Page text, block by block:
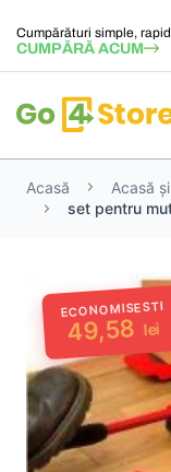
Cumpărături simple,
CUMPĂRĂ ACUM
Acasă Acasă
set pentru
ECONOMISESTI
49,58 lei